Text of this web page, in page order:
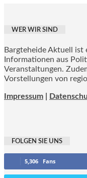
WER WIR SIND
Bargteheide Aktuell
Informationen aus
Veranstaltungen.
Vorstellungen von
Impressum
FOLGEN SIE UNS
5,306 Fans